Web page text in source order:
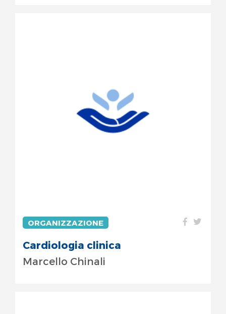
ORGANIZZAZIONE
Cardiologia clinica
Marcello Chinali